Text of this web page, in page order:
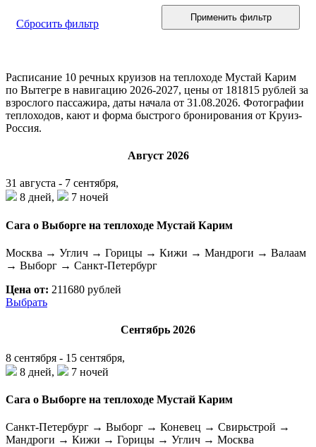
Сбросить фильтр
Применить фильтр
Расписание 10 речных круизов на теплоходе Мустай Карим
по Вытегре в навигацию 2026-2027, цены от 181815 рублей за
взрослого пассажира, даты начала от 31.08.2026. Фотографии
теплоходов, кают и форма быстрого бронирования от Круиз-
Россия.
Август 2026
31 августа - 7 сентября,
8 дней,
7 ночей
Сага о Выборге на теплоходе Мустай Карим
Москва → Углич → Горицы → Кижи → Мандроги → Валаам
→ Выборг → Санкт-Петербург
Цена от: 211680 рублей
Выбрать
Сентябрь 2026
8 сентября - 15 сентября,
8 дней,
7 ночей
Сага о Выборге на теплоходе Мустай Карим
Санкт-Петербург → Выборг → Коневец → Свирьстрой →
Мандроги → Кижи → Горицы → Углич → Москва